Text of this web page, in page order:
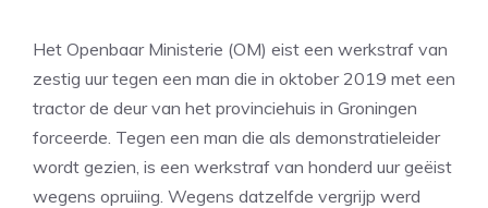
Het Openbaar Ministerie (OM) eist een werkstraf van
zestig uur tegen een man die in oktober 2019 met een
tractor de deur van het provinciehuis in Groningen
forceerde. Tegen een man die als demonstratieleider
wordt gezien, is een werkstraf van honderd uur geëist
wegens opruiing. Wegens datzelfde vergrijp werd